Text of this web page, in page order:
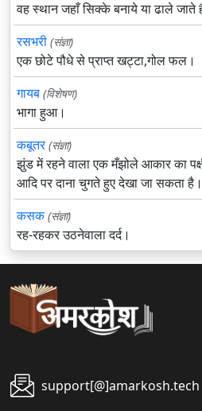
वह स्थान जहाँ सिक्के बनाये या ढाले जाते
रसभरी (संज्ञा)
एक छोटे पौधे से प्राप्त खट्टा,गोल फल।
गायब (विशेषण)
भागा हुआ।
कबूतर (संज्ञा)
झुंड में रहने वाला एक मँझोले आकार का
आदि पर दाना चुगते हुए देखा जा सकता है।
कसक (संज्ञा)
रह-रहकर उठनेवाला दर्द।
support[@]amarkosh.tech